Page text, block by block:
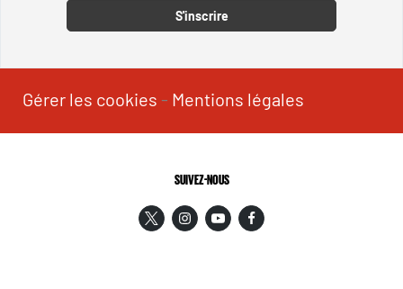
S'inscrire
Gérer les cookies - Mentions légales
SUIVEZ-NOUS